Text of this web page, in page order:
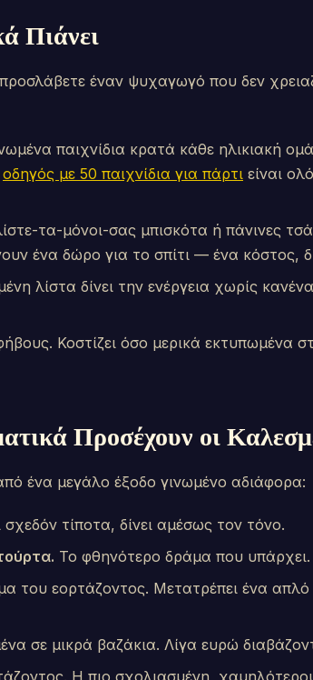
Πιάνει
προσλάβετε έναν ψυχαγωγό που δεν
παιχνίδια κρατά κάθε ηλικιακή
οδηγός με 50 παιχνίδια για πάρτι είναι
τα-μόνοι-σας μπισκότα ή πάνινες
ένα δώρο για το σπίτι — ένα κόστος,
λίστα δίνει την ενέργεια χωρίς
Κοστίζει όσο μερικά εκτυπωμένα
Προσέχουν οι
ένα μεγάλο έξοδο γινωμένο αδιάφορα:
σχεδόν τίποτα, δίνει αμέσως τον τόνο.
Το φθηνότερο δράμα που υπάρχει.
του εορτάζοντος. Μετατρέπει ένα
σε μικρά βαζάκια. Λίγα ευρώ
Η πιο σχολιασμένη,